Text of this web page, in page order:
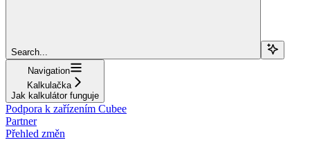
Search...
Navigation
Kalkulačka
Jak kalkulátor funguje
Podpora k zařízením Cubee
Partner
Přehled změn